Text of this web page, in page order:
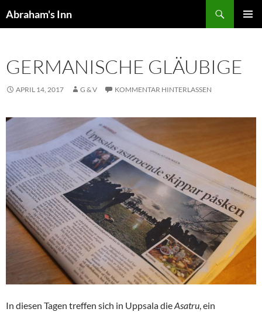
Inhalt
Abraham's Inn
GERMANISCHE GLÄUBIGE
APRIL 14, 2017 G & V KOMMENTAR HINTERLASSEN
In diesen Tagen treffen sich in Uppsala dieAsatru, ein